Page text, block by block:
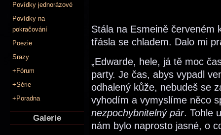
Povídky jednorázové
Povídky na
pokračování
Poezie
Srazy
+Fórum
+Série
+Poradna
Galerie
Stála na Esmeině červeném
třásla se chladem. Dalo mi
„Edwarde, hele, já tě moc
party. Je čas, abys vypadl
odhalený kůže, nebudeš se
vyhodím a vymyslíme něco
nezpochybnitelný pár. Tohle
nám bylo naprosto jasné, o